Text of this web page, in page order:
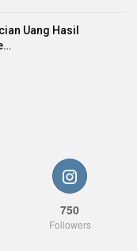
Uang Hasil
750
Followers